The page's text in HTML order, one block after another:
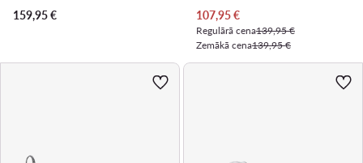
159,95€
Pašreizējā cena
107,95€
Regulārā cena139,95 €
Zemākā cena139,95 €